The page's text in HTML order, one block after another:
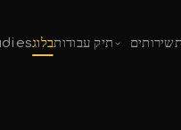
שירותים תיק עבודותבלוג